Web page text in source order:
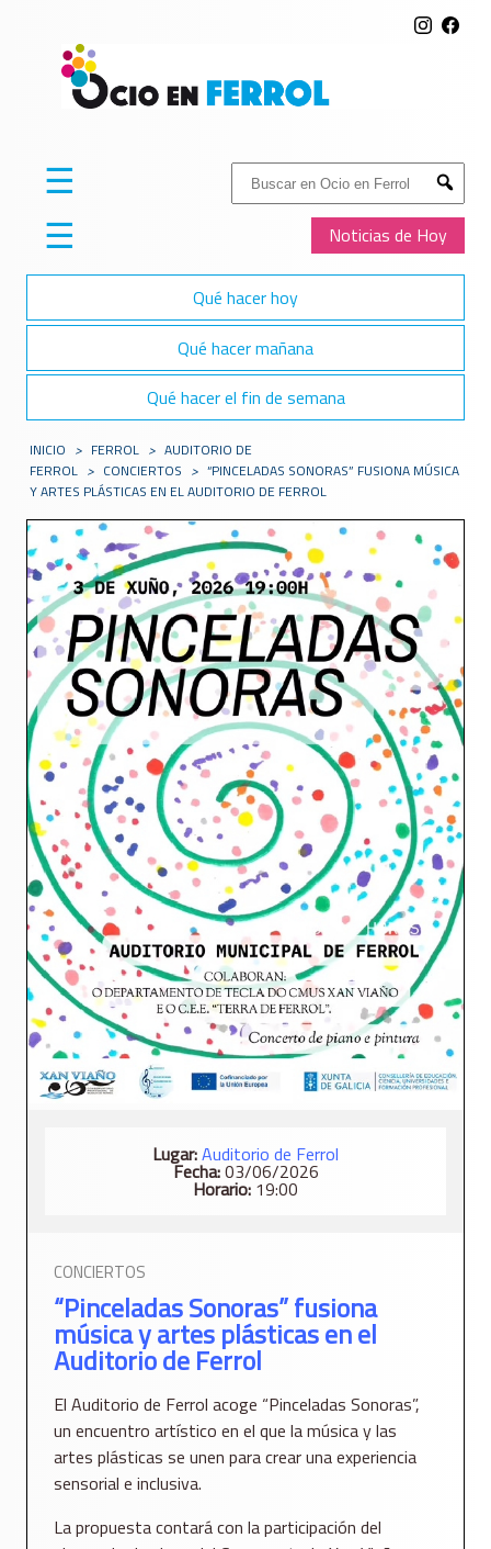
Buscar:
Submit
Noticias de Hoy
☰
☰
Qué hacer hoy
Qué hacer mañana
Qué hacer el fin de semana
INICIO > FERROL > AUDITORIO DE
FERROL > CONCIERTOS > “PINCELADAS SONORAS” FUSIONA MÚSICA
Y ARTES PLÁSTICAS EN EL AUDITORIO DE FERROL
Lugar:Auditorio de Ferrol
Fecha:03/06/2026
Horario: 19:00
CONCIERTOS
“Pinceladas Sonoras” fusiona
música y artes plásticas en el
Auditorio de Ferrol
El Auditorio de Ferrol acoge “Pinceladas Sonoras”,
un encuentro artístico en el que la música y las
artes plásticas se unen para crear una experiencia
sensorial e inclusiva.
La propuesta contará con la participación del